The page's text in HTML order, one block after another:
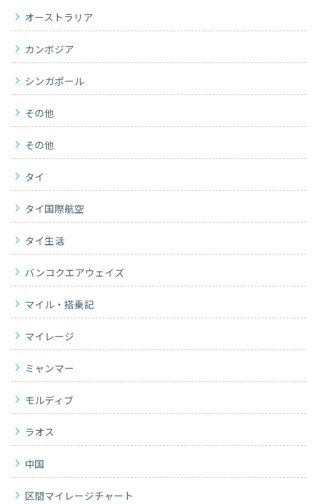
オーストラリア
カンボジア
シンガポール
その他
その他
タイ
タイ国際航空
タイ生活
バンコクエアウェイズ
マイル・搭乗記
マイレージ
ミャンマー
モルディブ
ラオス
中国
区間マイレージチャート